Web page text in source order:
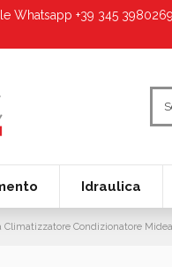
Whatsapp +39 345 3980269
Idraulica
Climatizzatore Condizionatore